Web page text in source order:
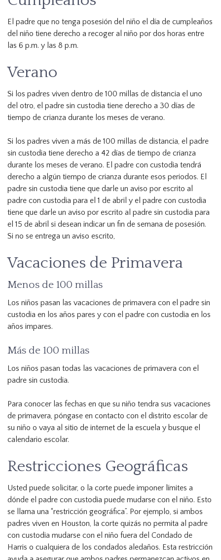
El padre que no tenga posesión del niño el día de cumpleaños
del niño tiene derecho a recoger al niño por dos horas entre
las 6 p.m. y las 8 p.m.
Verano
Si los padres viven dentro de 100 millas de distancia el uno
del otro, el padre sin custodia tiene derecho a 30 días de
tiempo de crianza durante los meses de verano.
Si los padres viven a más de 100 millas de distancia, el padre
sin custodia tiene derecho a 42 días de tiempo de crianza
durante los meses de verano. El padre con custodia tendrá
derecho a algún tiempo de crianza durante esos periodos. El
padre sin custodia tiene que darle un aviso por escrito al
padre con custodia para el 1 de abril y el padre con custodia
tiene que darle un aviso por escrito al padre sin custodia para
el 15 de abril si desean indicar un fin de semana de posesión.
Si no se entrega un aviso escrito,
Vacaciones de Primavera
Menos de 100 millas
Los niños pasan las vacaciones de primavera con el padre sin
custodia en los años pares y con el padre con custodia en los
años impares.
Más de 100 millas
Los niños pasan todas las vacaciones de primavera con el
padre sin custodia.
Para conocer las fechas en que su niño tendra sus vacaciones
de primavera, póngase en contacto con el distrito escolar de
su niño o vaya al sitio de internet de la escuela y busque el
calendario escolar.
Restricciones Geográficas
Usted puede solicitar, o la corte puede imponer límites a
dónde el padre con custodia puede mudarse con el niño. Esto
se llama una “restricción geográfica”. Por ejemplo, si ambos
padres viven en Houston, la corte quizás no permita al padre
con custodia mudarse con el niño fuera del Condado de
Harris o cualquiera de los condados aledaños. Esta restricción